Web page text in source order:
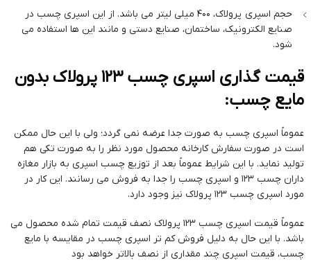
حجم اسپری پرولاک، 400 میلی لیتر می باشد. از این اسپری چسب در
صنایع الکترونیک، ساختمان، صنایع دستی و مانند این ها استفاده می
شود.
قیمت گذاری اسپری چسب ۱۲۳ پرولاک بدون
مایع چسب:
عموماً اسپری چسب به صورت جدا عرضه نمی گردد؛ ولی با این حال ممکن
است در صورت سفارش کارخانه محصول مورد نظر را به صورت تکی هم
تولید نماید. با این شرایط عموماً بعد از توزیع چسب اسپری به بازار مغازه
داران چسب ۱۲۳ و اسپری چسب را جدا به فروش می رسانند. این کار در
مورد اسپری چسب ۱۲۳ پرولاک نیز وجود دارد.
عموماً قیمت اسپری چسب ۱۲۳ پرولاک نصف قیمت تمام شده محصول می
باشد. با این حال به دلیل فروش کم تر اسپری چسب در مقایسه با مایع
چسب، قیمت اسپری چند مقداری از نصف بالاتر خواهد بود